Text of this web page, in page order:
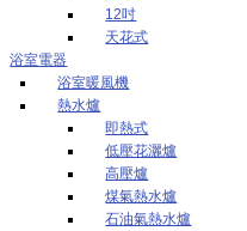
12吋
天花式
浴室電器
浴室暖風機
熱水爐
即熱式
低壓花灑爐
高壓爐
煤氣熱水爐
石油氣熱水爐